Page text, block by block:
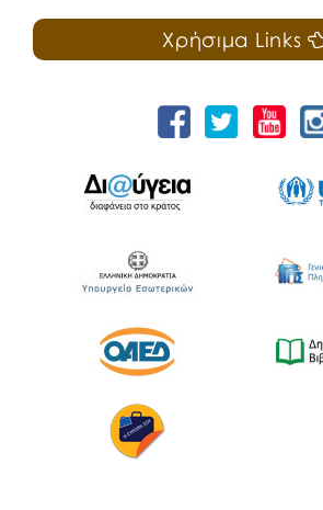
Χρήσιμα Links